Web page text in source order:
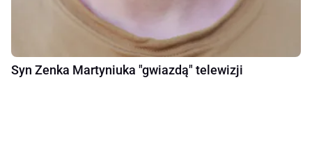
Syn Zenka Martyniuka "gwiazdą" telewizji